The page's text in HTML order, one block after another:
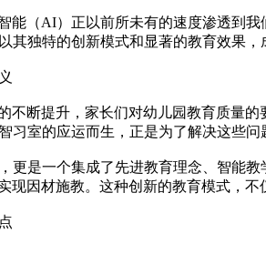
能（AI）正以前所未有的速度渗透到我
以其独特的创新模式和显著的教育效果，
不断提升，家长们对幼儿园教育质量
习室的应运而生，正是为了解决这些
更是一个集成了先进教育理念、智能
现因材施教。这种创新的教育模式，